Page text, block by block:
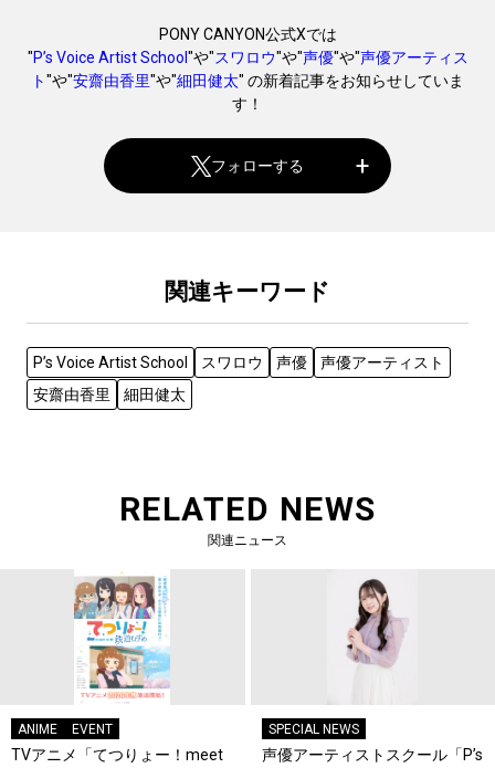
PONY CANYON公式Xでは
"P’s Voice Artist School "や"スワロウ"や"声優"や"声優アーティス
ト"や"安齋由香里"や"細田健太" の新着記事をお知らせしていま
す！
フォローする
関連キーワード
P’s Voice Artist School スワロウ 声優
声優アーティスト
安齋由香里
細田健太
RELATED NEWS
関連ニュース
ANIME EVENT
TVアニメ「てつりょー！meet
SPECIAL NEWS
声優アーティストスクール「P’s